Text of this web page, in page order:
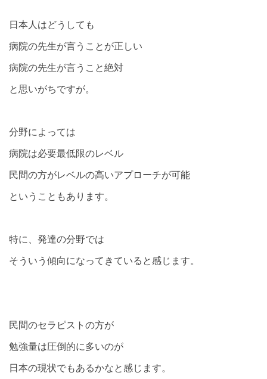
日本人はどうしても
病院の先生が言うことが正しい
病院の先生が言うこと絶対
と思いがちですが。
分野によっては
病院は必要最低限のレベル
民間の方がレベルの高いアプローチが可能
ということもあります。
特に、発達の分野では
そういう傾向になってきていると感じます。
民間のセラピストの方が
勉強量は圧倒的に多いのが
日本の現状でもあるかなと感じます。